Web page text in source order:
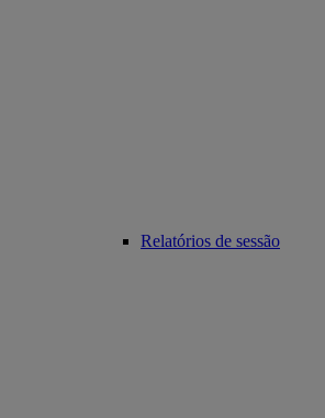
Relatórios de sessão